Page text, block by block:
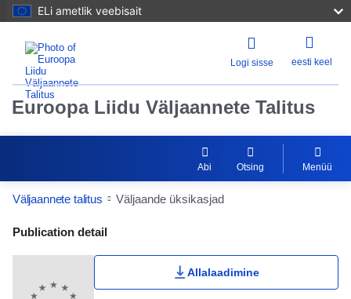
ELi ametlik veebisait
Logi sisse eesti keel
Euroopa Liidu Väljaannete Talitus
Abi Otsing Menüü
Väljaannete talitus Väljaande üksikasjad
Publication Detail Actions Portlet
Publication detail
Allalaadimine